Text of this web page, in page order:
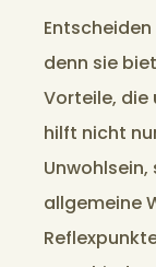
denn sie
Vorteile, die
hilft nicht
allgemeine